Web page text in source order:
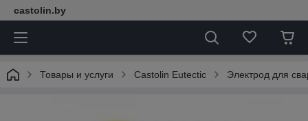
castolin.by
Товары и услуги Castolin Eutectic Электрод для